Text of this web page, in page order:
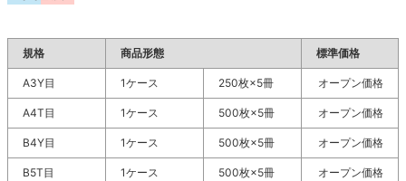
規格 商品形態 標準価格
A3Y目 1ケース 250枚×5冊 オープン価格
A4T目 1ケース 500枚×5冊 オープン価格
B4Y目 1ケース 500枚×5冊 オープン価格
B5T目 1ケース 500枚×5冊 オープン価格